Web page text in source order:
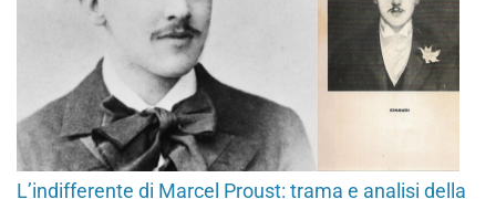
L’indifferente di Marcel Proust: trama e analisi della